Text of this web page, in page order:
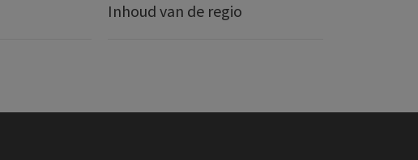
Inhoud van de regio